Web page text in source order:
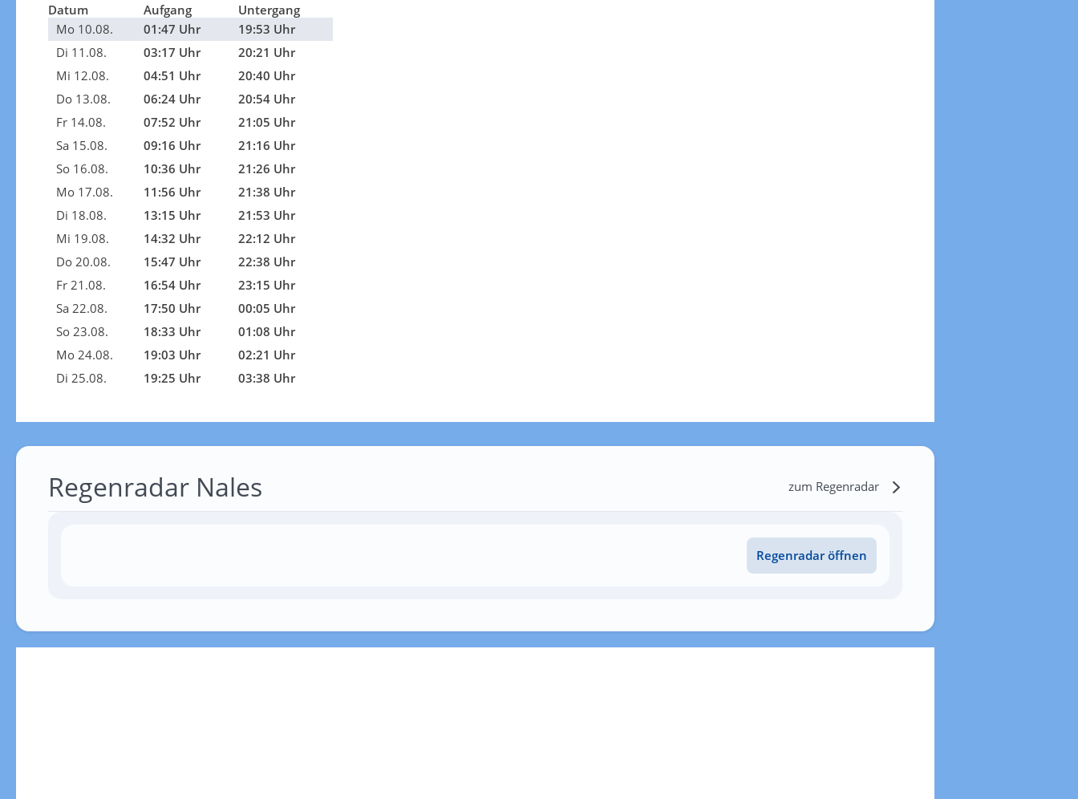
Datum Aufgang
Untergang
Mo 10.08.
01:47 Uhr
19:53 Uhr
Di 11.08.
03:17 Uhr
20:21 Uhr
Mi 12.08.
04:51 Uhr
20:40 Uhr
Do 13.08.
06:24 Uhr
20:54 Uhr
Fr 14.08.
07:52 Uhr
21:05 Uhr
Sa 15.08.
09:16 Uhr
21:16 Uhr
So 16.08.
10:36 Uhr
21:26 Uhr
Mo 17.08.
11:56 Uhr
21:38 Uhr
Di 18.08.
13:15 Uhr
21:53 Uhr
Mi 19.08.
14:32 Uhr
22:12 Uhr
Do 20.08.
15:47 Uhr
22:38 Uhr
Fr 21.08.
16:54 Uhr
23:15 Uhr
Sa 22.08.
17:50 Uhr
00:05 Uhr
So 23.08.
18:33 Uhr
01:08 Uhr
Mo 24.08.
19:03 Uhr
02:21 Uhr
Di 25.08.
19:25 Uhr 03:38 Uhr
Regenradar Nales zum Regenradar
Regenradar öffnen